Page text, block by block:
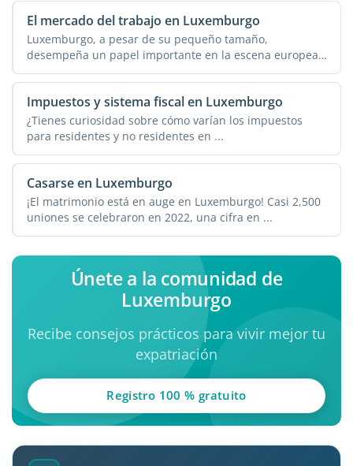
El mercado del trabajo en Luxemburgo
Luxemburgo, a pesar de su pequeño tamaño,
desempeña un papel importante en la escena europea.
...
Impuestos y sistema fiscal en Luxemburgo
¿Tienes curiosidad sobre cómo varían los impuestos
para residentes y no residentes en ...
Casarse en Luxemburgo
¡El matrimonio está en auge en Luxemburgo! Casi 2,500
uniones se celebraron en 2022, una cifra en ...
Únete a la comunidad de
Luxemburgo
Recibe consejos prácticos para vivir mejor tu
expatriación
Registro 100 % gratuito